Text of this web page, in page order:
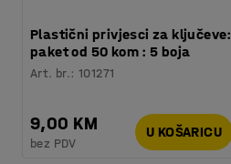
Plastični privjesci za ključeve:
paket od 50 kom : 5 boja
Art. br.:101271
9,00 KM
bez PDV
U KOŠARICU